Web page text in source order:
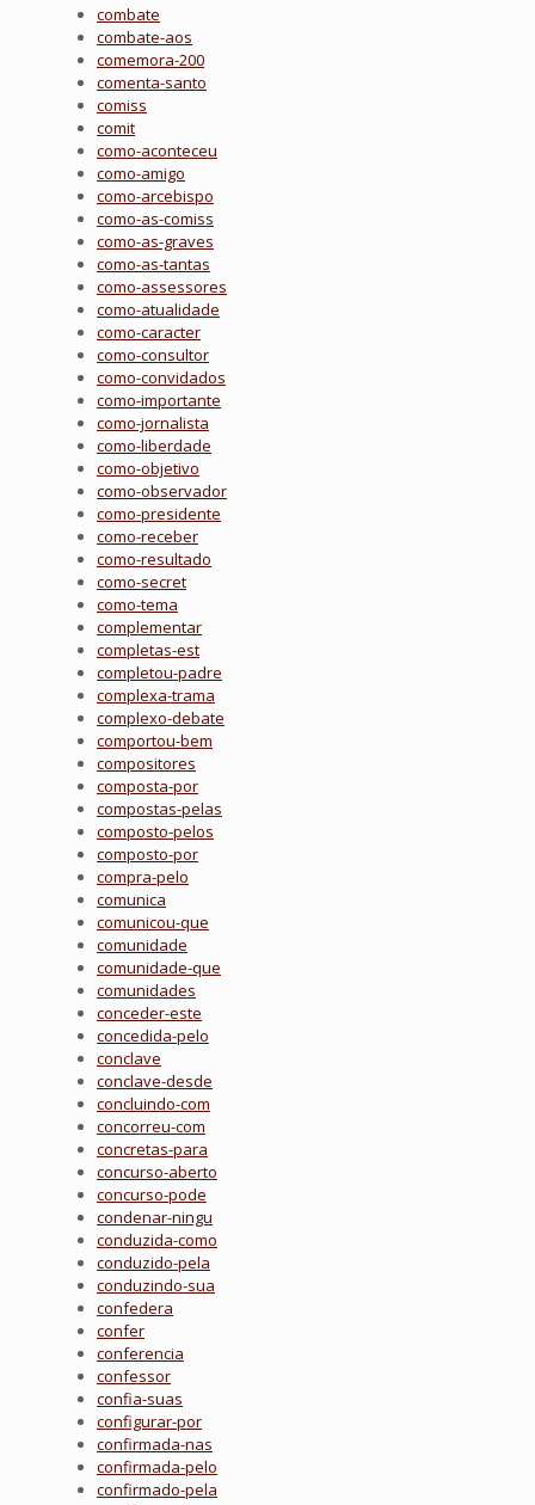
combate
combate-aos
comemora-200
comenta-santo
comiss
comit
como-aconteceu
como-amigo
como-arcebispo
como-as-comiss
como-as-graves
como-as-tantas
como-assessores
como-atualidade
como-caracter
como-consultor
como-convidados
como-importante
como-jornalista
como-liberdade
como-objetivo
como-observador
como-presidente
como-receber
como-resultado
como-secret
como-tema
complementar
completas-est
completou-padre
complexa-trama
complexo-debate
comportou-bem
compositores
composta-por
compostas-pelas
composto-pelos
composto-por
compra-pelo
comunica
comunicou-que
comunidade
comunidade-que
comunidades
conceder-este
concedida-pelo
conclave
conclave-desde
concluindo-com
concorreu-com
concretas-para
concurso-aberto
concurso-pode
condenar-ningu
conduzida-como
conduzido-pela
conduzindo-sua
confedera
confer
conferencia
confessor
confia-suas
configurar-por
confirmada-nas
confirmada-pelo
confirmado-pela